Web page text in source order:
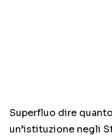
Superfluo dire
un’istituzione negli